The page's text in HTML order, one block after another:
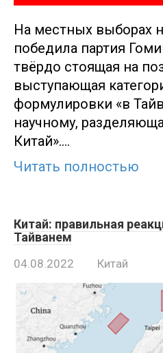
На местных выборах
победила партия
твёрдо стоящая на
выступающая
формулировки «в
научному,
Китай»….
Читать полностью
Китай: правильная
Тайванем
04.08.2022 Китай